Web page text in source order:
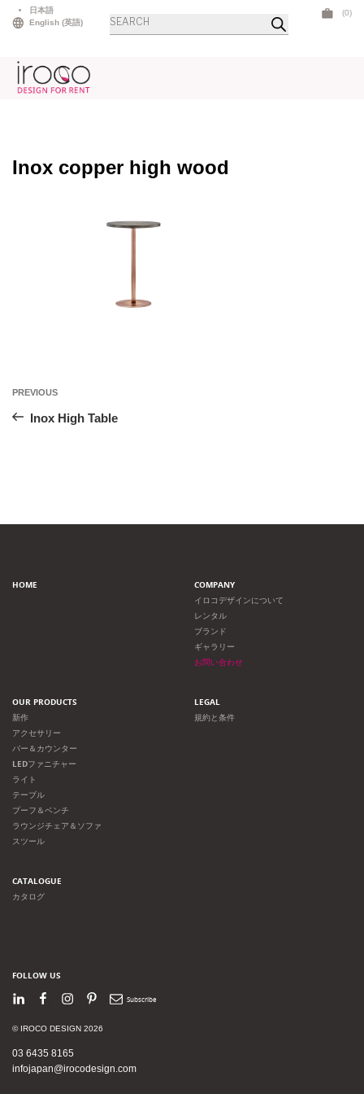
日本語
English (英語)
商
品
(0)
Inox copper high wood
投
稿
ゲ
シ
Previous
PREVIOUS
Inox High Table
HOME
COMPANY
イロコデザインについて
レンタル
ブランド
ギャラリー
お問い合わせ
OUR PRODUCTS
新作
アクセサリー
バー＆カウンター
LEDファニチャー
ライト
テーブル
プーフ＆ベンチ
ラウンジチェア＆ソファ
スツール
LEGAL
規約と条件
CATALOGUE
カタログ
FOLLOW US
LinkedInFacebook
Instagram
PinterestNewsletter
© IROCO DESIGN 2026
03 6435 8165
infojapan@irocodesign.com